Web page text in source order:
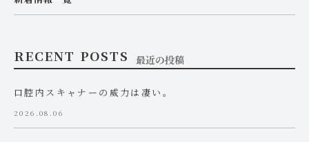
RECENT POSTS 最近の投稿
口腔内スキャナーの威力は凄い。
2026.08.06